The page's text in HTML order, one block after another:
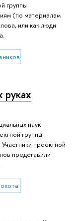
группы
(по материалам
или как люди
по особым
руках
наук
группы
проектной
представили
в современной